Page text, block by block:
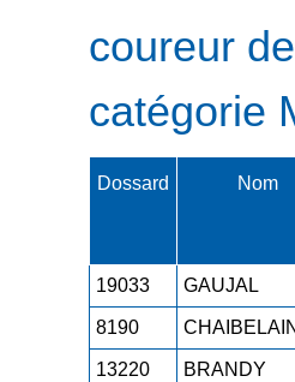
coureur
catégorie
Dossard Nom
19033 GAUJAL
8190
13220 BRANDY